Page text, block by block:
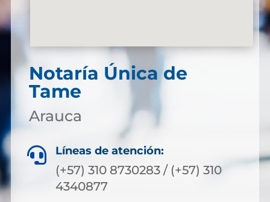
Notaría Única de
Tame
Arauca
 Líneas de atención:
(+57) 310 8730283 / (+57) 310
4340877